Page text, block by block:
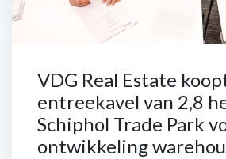
VDG Real Estate
entreekavel van 2,8
Schiphol Trade Park
ontwikkeling